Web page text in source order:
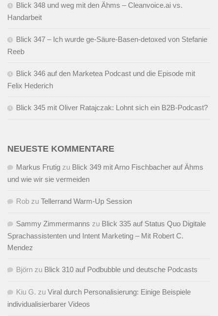
Blick 348 und weg mit den Ähms – Cleanvoice.ai vs.
Handarbeit
Blick 347 – Ich wurde ge-Säure-Basen-detoxed von Stefanie
Reeb
Blick 346 auf den Marketea Podcast und die Episode mit
Felix Hederich
Blick 345 mit Oliver Ratajczak: Lohnt sich ein B2B-Podcast?
NEUESTE KOMMENTARE
Markus Frutig zu Blick 349 mit Arno Fischbacher auf Ähms
und wie wir sie vermeiden
Rob zu Tellerrand Warm-Up Session
Sammy Zimmermanns zu Blick 335 auf Status Quo Digitale
Sprachassistenten und Intent Marketing – Mit Robert C.
Mendez
Björn zu Blick 310 auf Podbubble und deutsche Podcasts
Kiu G. zu Viral durch Personalisierung: Einige Beispiele
individualisierbarer Videos